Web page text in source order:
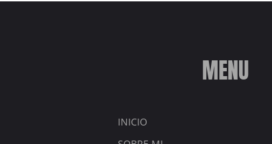
MENU
INICIO